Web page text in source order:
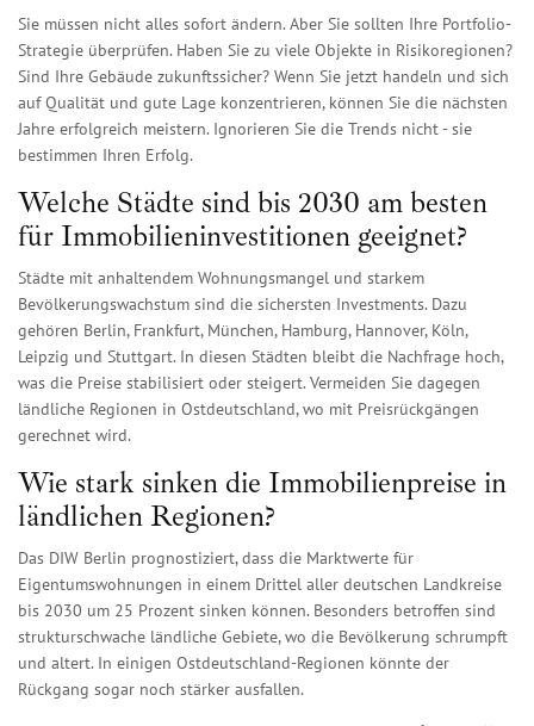
Sie müssen nicht alles sofort ändern. Aber Sie sollten Ihre Portfolio-
Strategie überprüfen. Haben Sie zu viele Objekte in Risikoregionen?
Sind Ihre Gebäude zukunftssicher? Wenn Sie jetzt handeln und sich
auf Qualität und gute Lage konzentrieren, können Sie die nächsten
Jahre erfolgreich meistern. Ignorieren Sie die Trends nicht - sie
bestimmen Ihren Erfolg.
Welche Städte sind bis 2030 am besten
für Immobilieninvestitionen geeignet?
Städte mit anhaltendem Wohnungsmangel und starkem
Bevölkerungswachstum sind die sichersten Investments. Dazu
gehören Berlin, Frankfurt, München, Hamburg, Hannover, Köln,
Leipzig und Stuttgart. In diesen Städten bleibt die Nachfrage hoch,
was die Preise stabilisiert oder steigert. Vermeiden Sie dagegen
ländliche Regionen in Ostdeutschland, wo mit Preisrückgängen
gerechnet wird.
Wie stark sinken die Immobilienpreise in
ländlichen Regionen?
Das DIW Berlin prognostiziert, dass die Marktwerte für
Eigentumswohnungen in einem Drittel aller deutschen Landkreise
bis 2030 um 25 Prozent sinken können. Besonders betroffen sind
strukturschwache ländliche Gebiete, wo die Bevölkerung schrumpft
und altert. In einigen Ostdeutschland-Regionen könnte der
Rückgang sogar noch stärker ausfallen.